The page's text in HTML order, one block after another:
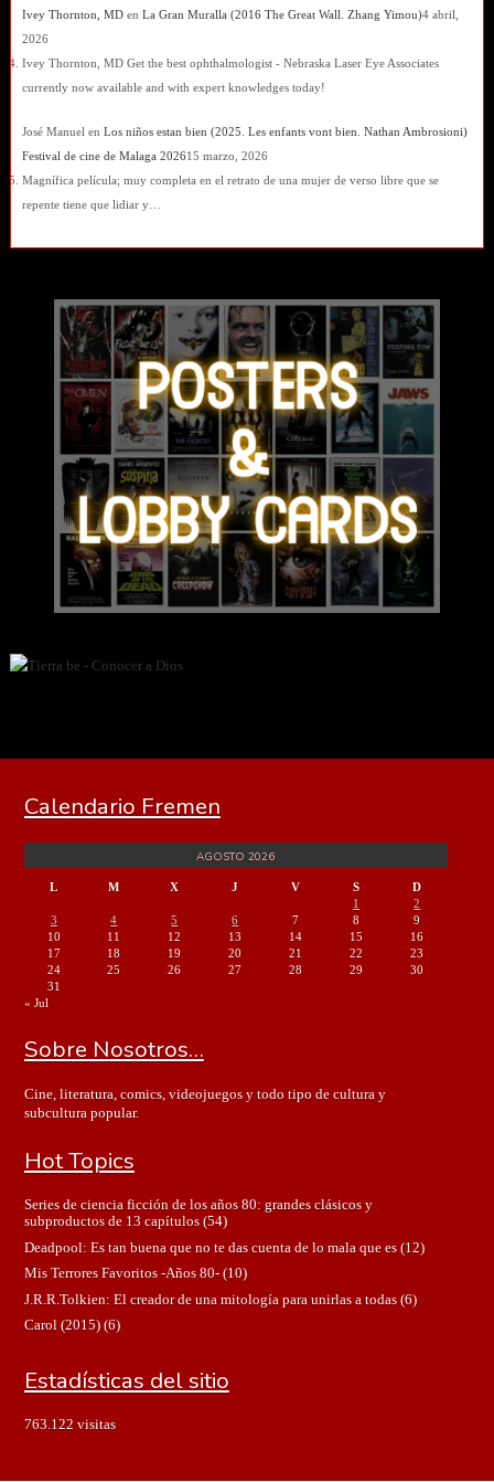
Ivey Thornton, MDen La Gran Muralla (2016 The Great Wall. Zhang Yimou)4 abril,
2026
Ivey Thornton, MD Get the best ophthalmologist - Nebraska Laser Eye Associates
currently now available and with expert knowledges today!
José Manuel en Los niños estan bien (2025. Les enfants vont bien. Nathan Ambrosioni)
Festival de cine de Malaga 202615 marzo, 2026
Magnífica película; muy completa en el retrato de una mujer de verso libre que se
repente tiene que lidiar y…
Calendario Fremen
AGOSTO 2026
L M X J V S
D
1
2
3
4 5 6 7 8
9
10
11 12 13 14 15
16
17
18 19 20 21 22
23
24
25 26 27 28 29
30
31
« Jul
Sobre Nosotros…
Cine, literatura, comics, videojuegos y todo tipo de cultura y
subcultura popular.
Hot Topics
Series de ciencia ficción de los años 80: grandes clásicos y
subproductos de 13 capítulos(54)
Deadpool: Es tan buena que no te das cuenta de lo mala que es(12)
Mis Terrores Favoritos -Años 80-(10)
J.R.R.Tolkien: El creador de una mitología para unirlas a todas(6)
Carol (2015)(6)
Estadísticas del sitio
763.122 visitas